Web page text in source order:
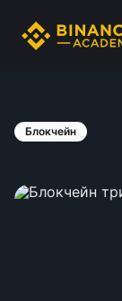
Блокчейн